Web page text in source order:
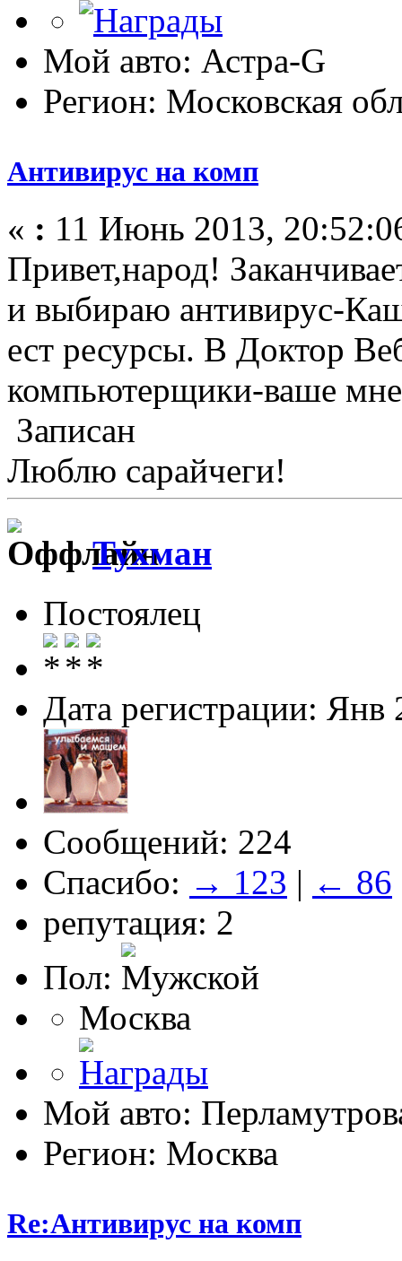
Мой авто: Астра-G
Регион: Московская
Антивирус на комп
« : 11 Июнь 2013,
Привет,народ!
и выбираю антивирус-
ест ресурсы. В Доктор
компьютерщики-ваше
Записан
Люблю сарайчеги!
Тухман
Постоялец
Дата регистрации: Янв
Сообщений: 224
Спасибо: → 123 | ← 86
репутация: 2
Пол:
Москва
Мой авто:
Регион: Москва
Re:Антивирус на комп